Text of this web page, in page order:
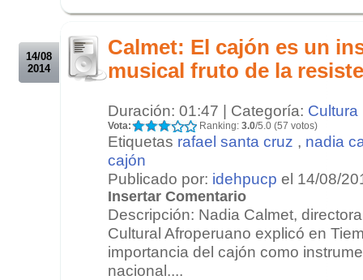
14/08
2014
Calmet: El cajón es un
musical fruto de la
Duración: 01:47 | Categoría: Cultura
Vota: Ranking: 3.0/5.0 (57 votos)
Etiquetas rafael santa cruz , nadia
cajón
Publicado por: idehpucp el 14/08/
Insertar Comentario
Descripción: Nadia Calmet,
Cultural Afroperuano explicó en
importancia del cajón como
nacional....